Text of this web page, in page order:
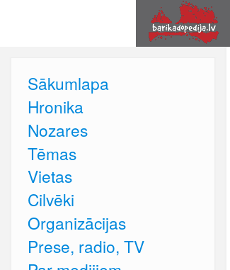
Sākumlapa
Hronika
Nozares
Tēmas
Vietas
Cilvēki
Organizācijas
Prese, radio, TV